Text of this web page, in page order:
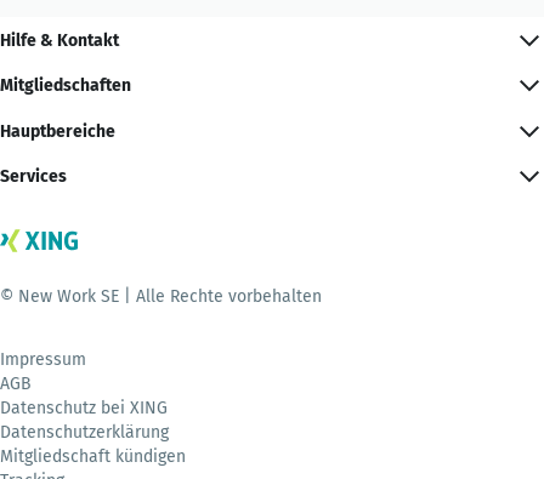
Hilfe & Kontakt
Mitgliedschaften
Hauptbereiche
Services
© New Work SE | Alle Rechte vorbehalten
Impressum
AGB
Datenschutz bei XING
Datenschutzerklärung
Mitgliedschaft kündigen